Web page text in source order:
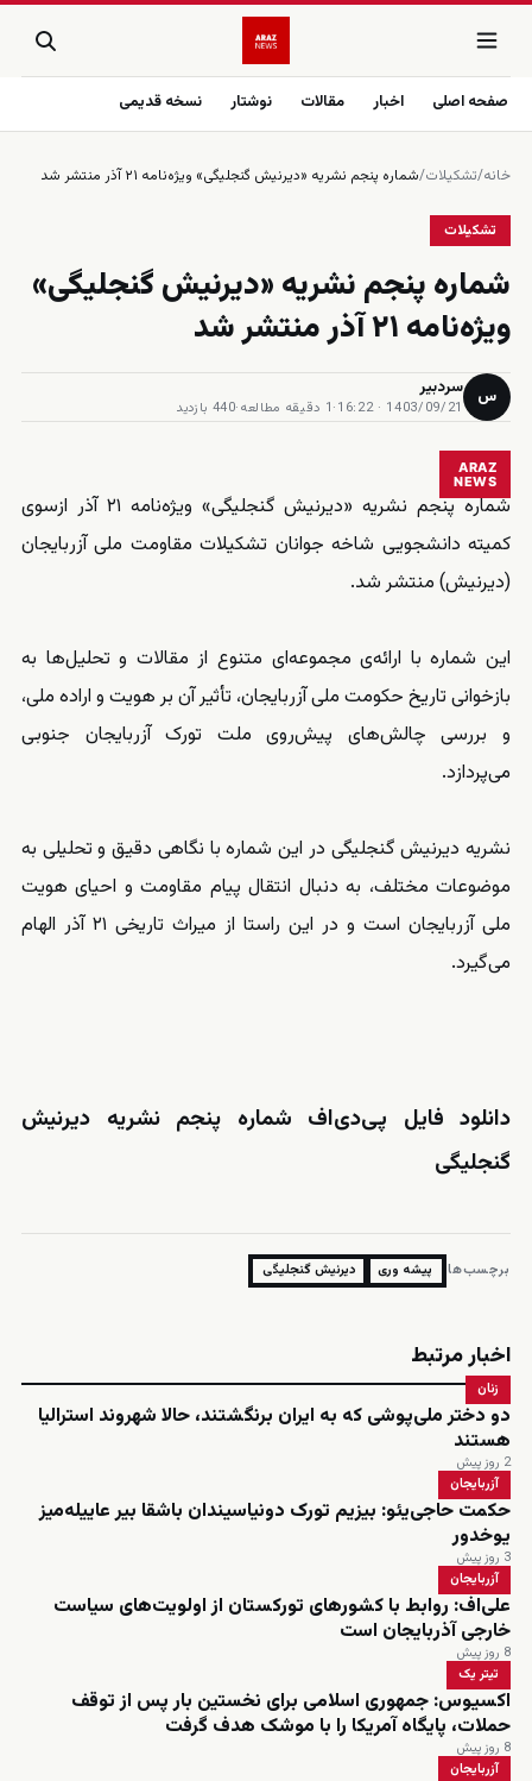
صفحه اصلی اخبار مقالات نوشتار نسخه قدیمی
خانه/تشکیلات/شماره پنجم نشریه «دیرنیش گنجلیگی» ویژه‌نامه ۲۱ آذر منتشر شد
تشکیلات
شماره پنجم نشریه «دیرنیش گنجلیگی»
ویژه‌نامه ۲۱ آذر منتشر شد
س سردبیر
1403/09/21 · 16:22
·1 دقیقه مطالعه ·440 بازدید
ARAZ
NEWS
شماره پنجم نشریه «دیرنیش گنجلیگی» ویژه‌نامه ۲۱ آذر ازسوی
کمیته دانشجویی شاخه جوانان تشکیلات مقاومت ملی آزربایجان
(دیرنیش) منتشر شد.
این شماره با ارائه‌ی مجموعه‌ای متنوع از مقالات و تحلیل‌ها به
بازخوانی تاریخ حکومت ملی آزربایجان، تأثیر آن بر هویت و اراده ملی،
و بررسی چالش‌های پیش‌روی ملت تورک آزربایجان جنوبی
می‌پردازد.
نشریه دیرنیش گنجلیگی در این شماره با نگاهی دقیق و تحلیلی به
موضوعات مختلف، به دنبال انتقال پیام مقاومت و احیای هویت
ملی آزربایجان است و در این راستا از میراث تاریخی ۲۱ آذر الهام
می‌گیرد.
دانلود فایل پی‌دی‌اف شماره پنجم نشریه دیرنیش
گنجلیگی
برچسب‌ها: پیشه وری دیرنیش گنجلیگی
اخبار مرتبط
زنان
دو دختر ملی‌پوشی که به ایران برنگشتند، حالا شهروند استرالیا
هستند
2 روز پیش
آزربایجان
حکمت حاجی‌یئو: بیزیم تورک دونیاسیندان باشقا بیر عاییله‌میز
یوخدور
3 روز پیش
آزربایجان
علی‌اف: روابط با کشورهای تورکستان از اولویت‌های سیاست
خارجی آذربایجان است
8 روز پیش
تیتر یک
اکسیوس: جمهوری اسلامی برای نخستین بار پس از توقف
حملات، پایگاه آمریکا را با موشک هدف گرفت
8 روز پیش
آزربایجان